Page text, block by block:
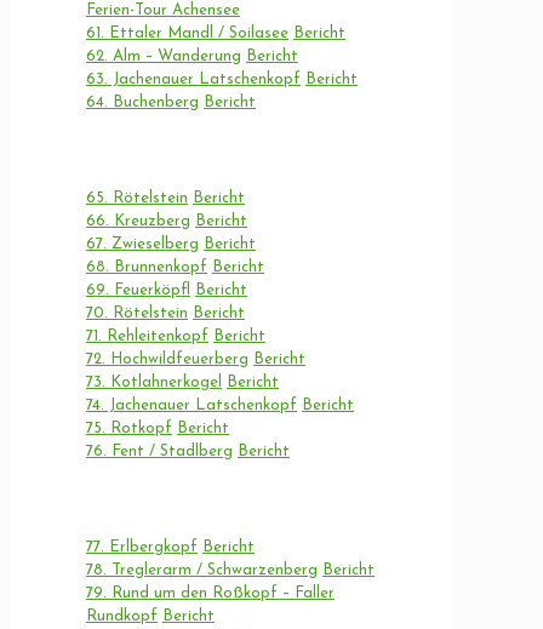
Ferien-Tour Achensee
61. Ettaler Mandl / Soilasee Bericht
62. Alm – Wanderung
Bericht
63. Jachenauer Latschenkopf
Bericht
64. Buchenberg
Bericht
65. Rötelstein
Bericht
66. Kreuzberg
Bericht
67. Zwieselberg
Bericht
68. Brunnenkopf
Bericht
69. Feuerköpfl
Bericht
70. Rötelstein
Bericht
71. Rehleitenkopf
Bericht
72. Hochwildfeuerberg
Bericht
73. Kotlahnerkogel
Bericht
74. Jachenauer Latschenkopf
Bericht
75. Rotkopf
Bericht
76. Fent / Stadlberg
Bericht
77. Erlbergkopf
Bericht
78. Treglerarm / Schwarzenberg
Bericht
79. Rund um den Roßkopf – Faller
Rundkopf
Bericht